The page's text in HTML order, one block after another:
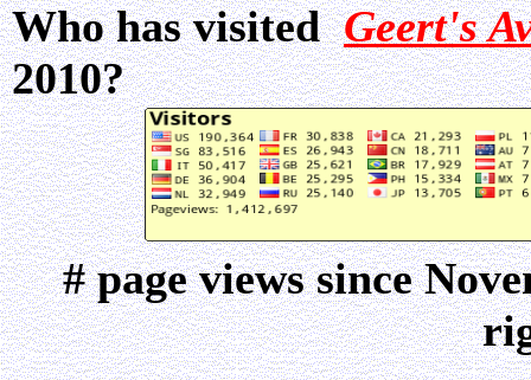
Who has visitedGeert's
2010?
# page views since